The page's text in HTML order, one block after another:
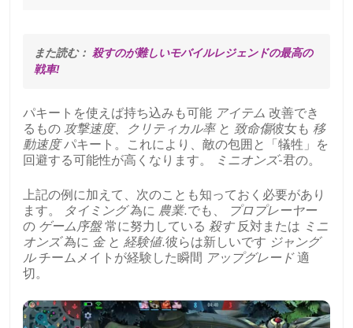
また読む： 殺すのが難しいモバイルレジェンドの最高の
戦車!
パキートを使えば持ち込みも可能 アイテム 改善でき
るもの 攻撃速度、クリティカル率と 致命傷彼女も 移
動速度パキート。これにより、敵の包囲と「犠牲」を
回避する可能性が高くなります。
ミニオンズ-君の。
上記の例に加えて、次のことも知っておく必要があり
ます。
タイミング為に 農業.でも、
プロプレーヤー
の ゲーム序盤常に努力している 殺す反対または ミニ
オンズ為に 金と 経験値.彼らは新しいです ジャング
ルチームメイトが経験した瞬間 アップグレード適
切。